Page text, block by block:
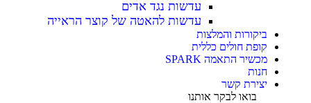
עדשות נגד אדים
עדשות להאטה של קוצר הראייה
ביקורות והמלצות
קופת חולים כללית
מכשיר התאמה SPARK
חנות
יצירת קשר
בואו לבקר אותנו